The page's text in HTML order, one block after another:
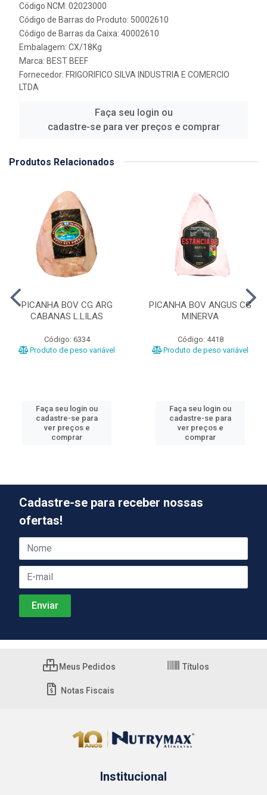
Código NCM: 02023000
Código de Barras do Produto: 50002610
Código de Barras da Caixa: 40002610
Embalagem: CX/18Kg
Marca: BEST BEEF
Fornecedor: FRIGORIFICO SILVA INDUSTRIA E COMERCIO
LTDA
Faça seu login ou
cadastre-se para ver preços e comprar
Produtos Relacionados
PICANHA BOV CG ARG
CABANAS L.LILAS
Código: 6334
Produto de peso variável
Faça seu login ou
cadastre-se para
ver preços e
comprar
PICANHA BOV ANGUS CG
MINERVA
Código: 4418
Produto de peso variável
Faça seu login ou
cadastre-se para
ver preços e
comprar
Cadastre-se para receber nossas
ofertas!
Meus Pedidos Títulos
Notas Fiscais
Institucional